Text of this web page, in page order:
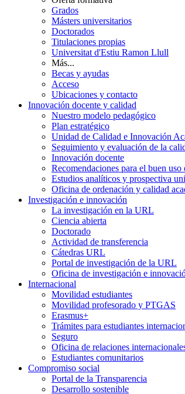
Grados
Másters universitarios
Doctorados
Titulaciones propias
Universitat d'Estiu Ramon Llull
Más...
Becas y ayudas
Acceso
Ubicaciones y contacto
Innovación docente y calidad
Nuestro modelo pedagógico
Plan estratégico
Unidad de Calidad e Innovación
Seguimiento y evaluación de la
Innovación docente
Recomendaciones para el buen
Estudios analíticos y prospectiva
Oficina de ordenación y calidad
Investigación e innovación
La investigación en la URL
Ciencia abierta
Doctorado
Actividad de transferencia
Cátedras URL
Portal de investigación de la URL
Oficina de investigación e
Internacional
Movilidad estudiantes
Movilidad profesorado y PTGAS
Erasmus+
Trámites para estudiantes
Seguro
Oficina de relaciones
Estudiantes comunitarios
Compromiso social
Portal de la Transparencia
Desarrollo sostenible